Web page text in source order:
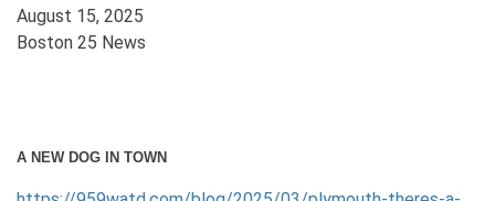
August 15, 2025
Boston 25 News
A NEW DOG IN TOWN